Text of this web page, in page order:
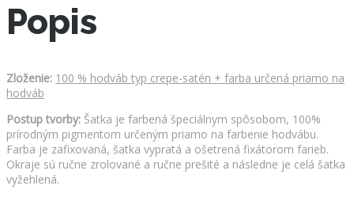
Popis
Zloženie: 100 % hodváb typ crepe-satén + farba určená priamo na
hodváb
Postup tvorby: Šatka je farbená špeciálnym spôsobom, 100%
prírodným pigmentom určeným priamo na farbenie hodvábu.
Farba je zafixovaná, šatka vypratá a ošetrená fixátorom farieb.
Okraje sú ručne zrolované a ručne prešité a následne je celá šatka
vyžehlená.